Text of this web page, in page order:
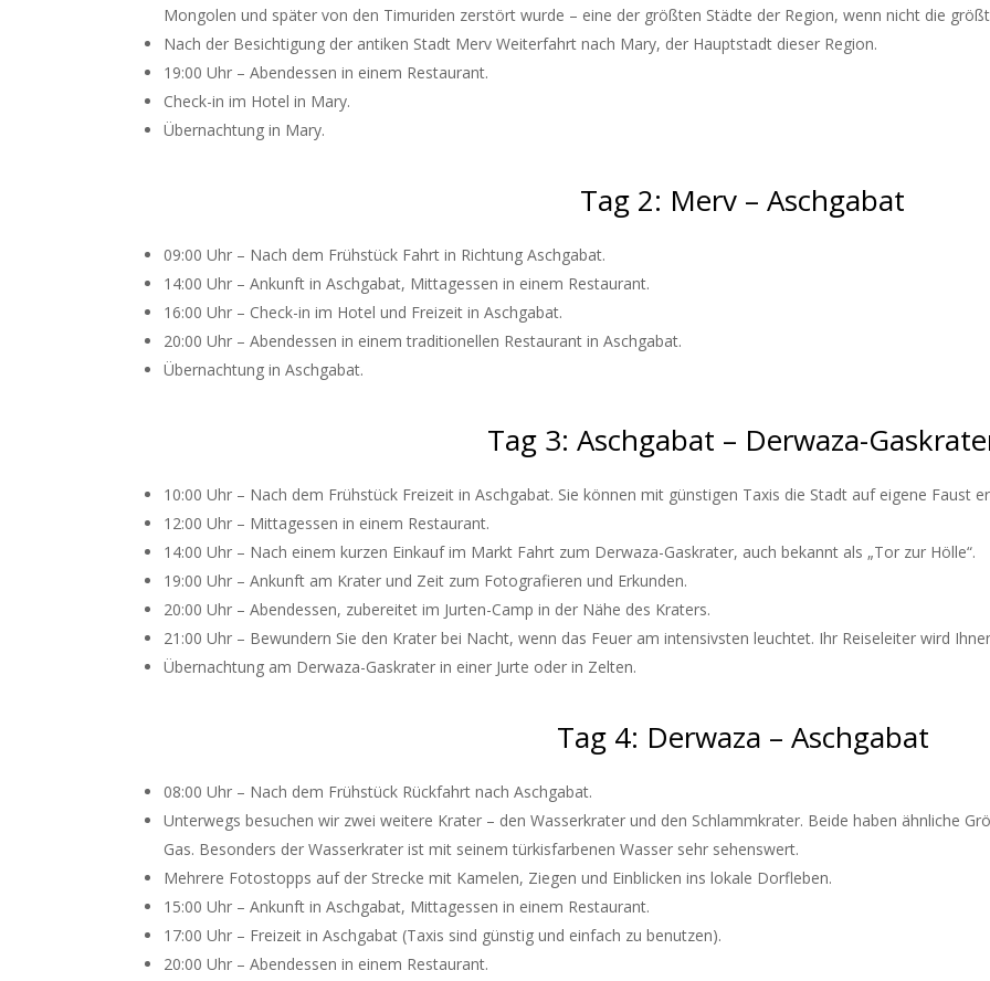
Mongolen und später von den Timuriden zerstört wurde – eine der größten Städte der Region, wenn nicht die
Nach der Besichtigung der antiken Stadt Merv Weiterfahrt nach Mary, der Hauptstadt dieser Region.
19:00 Uhr – Abendessen in einem Restaurant.
Check-in im Hotel in Mary.
Übernachtung in Mary.
Tag 2: Merv – Aschgabat
09:00 Uhr – Nach dem Frühstück Fahrt in Richtung Aschgabat.
14:00 Uhr – Ankunft in Aschgabat, Mittagessen in einem Restaurant.
16:00 Uhr – Check-in im Hotel und Freizeit in Aschgabat.
20:00 Uhr – Abendessen in einem traditionellen Restaurant in Aschgabat.
Übernachtung in Aschgabat.
Tag 3: Aschgabat – Derwaza-
10:00 Uhr – Nach dem Frühstück Freizeit in Aschgabat. Sie können mit günstigen Taxis die Stadt auf eigene Faust
12:00 Uhr – Mittagessen in einem Restaurant.
14:00 Uhr – Nach einem kurzen Einkauf im Markt Fahrt zum Derwaza-Gaskrater, auch bekannt als „Tor zur Hölle“.
19:00 Uhr – Ankunft am Krater und Zeit zum Fotografieren und Erkunden.
20:00 Uhr – Abendessen, zubereitet im Jurten-Camp in der Nähe des Kraters.
21:00 Uhr – Bewundern Sie den Krater bei Nacht, wenn das Feuer am intensivsten leuchtet. Ihr Reiseleiter wird
Übernachtung am Derwaza-Gaskrater in einer Jurte oder in Zelten.
Tag 4: Derwaza – Aschgabat
08:00 Uhr – Nach dem Frühstück Rückfahrt nach Aschgabat.
Unterwegs besuchen wir zwei weitere Krater – den Wasserkrater und den Schlammkrater. Beide haben ähnliche
Gas. Besonders der Wasserkrater ist mit seinem türkisfarbenen Wasser sehr sehenswert.
Mehrere Fotostopps auf der Strecke mit Kamelen, Ziegen und Einblicken ins lokale Dorfleben.
15:00 Uhr – Ankunft in Aschgabat, Mittagessen in einem Restaurant.
17:00 Uhr – Freizeit in Aschgabat (Taxis sind günstig und einfach zu benutzen).
20:00 Uhr – Abendessen in einem Restaurant.